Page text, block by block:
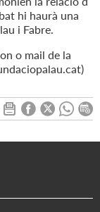
hi haurà una
i Fabre.
o mail de la